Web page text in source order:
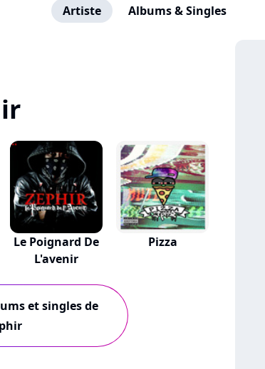
Artiste Albums & Singles
Le Poignard De
L'avenir
Pizza
et singles de